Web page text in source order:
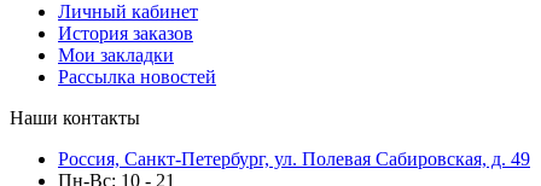
Личный кабинет
История заказов
Мои закладки
Рассылка новостей
Наши контакты
Россия, Санкт-Петербург, ул. Полевая Сабировская, д. 49
Пн-Вс: 10 - 21